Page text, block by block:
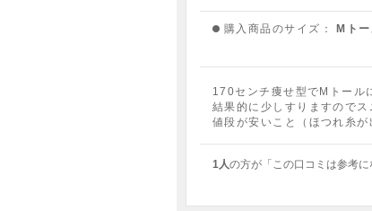
購入商品のサイズ： Mト
170センチ痩せ型でMトール
結果的に少しすりますので
値段が安いこと（ほつれ糸
1人の方が「この口コミは参考に